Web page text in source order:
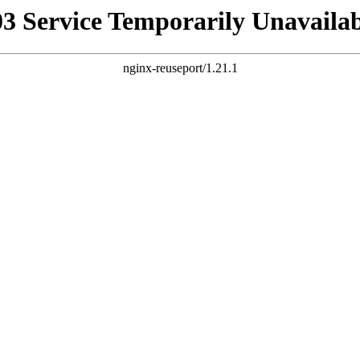
Service Temporarily
nginx-reuseport/1.21.1